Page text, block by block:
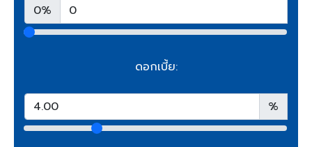
0%
ดอกเบี้ย:
%